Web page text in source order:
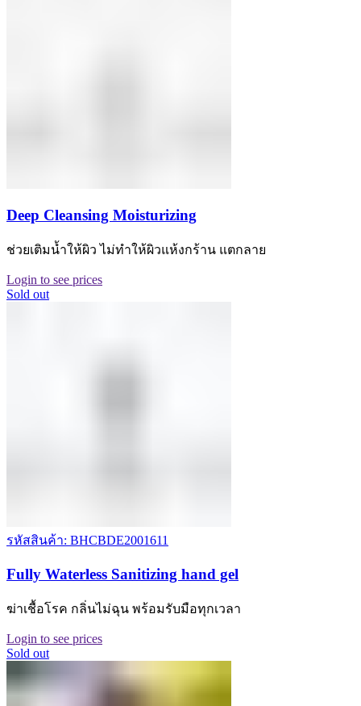
Deep Cleansing Moisturizing
ช่วยเติมน้ำให้ผิว ไม่ทำให้ผิวแห้งกร้าน แตกลาย
Login to see prices
Sold out
รหัสสินค้า: BHCBDE2001611
Fully Waterless Sanitizing hand gel
ฆ่าเชื้อโรค กลิ่นไม่ฉุน พร้อมรับมือทุกเวลา
Login to see prices
Sold out